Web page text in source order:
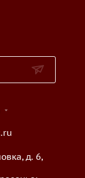
д. 6,